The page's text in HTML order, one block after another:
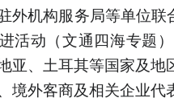
外机构服务局等单位联
活动（文通四海专题
亚、土耳其等国家及
境外客商及相关企业